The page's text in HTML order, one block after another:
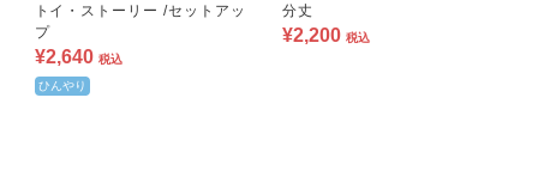
トイ・ストーリー /セットアッ
プ
¥2,640 税込
ひんやり
分丈
¥2,200 税込